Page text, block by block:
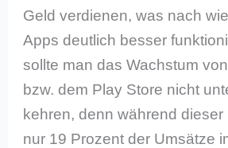
Geld verdienen, was nach
Apps deutlich besser
sollte man das Wachstum
bzw. dem Play Store nicht
kehren, denn während dieser
nur 19 Prozent der Umsätze